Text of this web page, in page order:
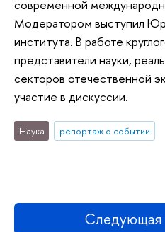
современной
Модератором выступил
института. В работе
представители науки,
секторов отечественной
участие в дискуссии.
Наука репортаж о событии
Следующая